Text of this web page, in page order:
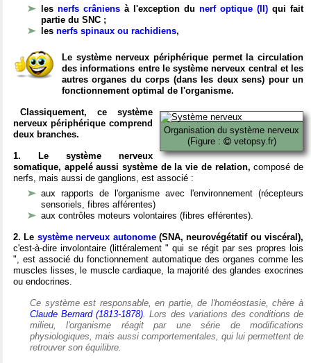
les nerfs crâniens à l'exception du nerf optique (II) qui fait
partie du SNC ;
les nerfs spinaux ou rachidiens,
Le système nerveux périphérique permet la circulation
des informations entre le système nerveux central et les
autres organes du corps (dans les deux sens) pour un
fonctionnement optimal de l'organisme.
Organisation du système nerveux
(Figure :
vetopsy.fr)
Classiquement, ce système
nerveux périphérique comprend
deux branches.
1. Le système nerveux
somatique, appelé aussi système de la vie de relation, composé de
nerfs, mais aussi de ganglions, est associé :
aux rapports de l'organisme avec l'environnement (récepteurs
sensoriels, fibres afférentes)
aux contrôles moteurs volontaires (fibres efférentes).
2. Le système nerveux autonome(SNA, neurovégétatif ou viscéral),
c'est-à-dire involontaire (littéralement " qui se régit par ses propres lois
", est associé du fonctionnement automatique des organes comme les
muscles lisses, le muscle cardiaque, la majorité des glandes exocrines
ou endocrines.
Ce système est responsable, en partie, de l'homéostasie, chère à
Claude Bernard (1813-1878). Lors des variations des conditions de
milieu, l'organisme réagit par une série de modifications
physiologiques, mais aussi comportementales, qui lui permettent de
retrouver son équilibre.